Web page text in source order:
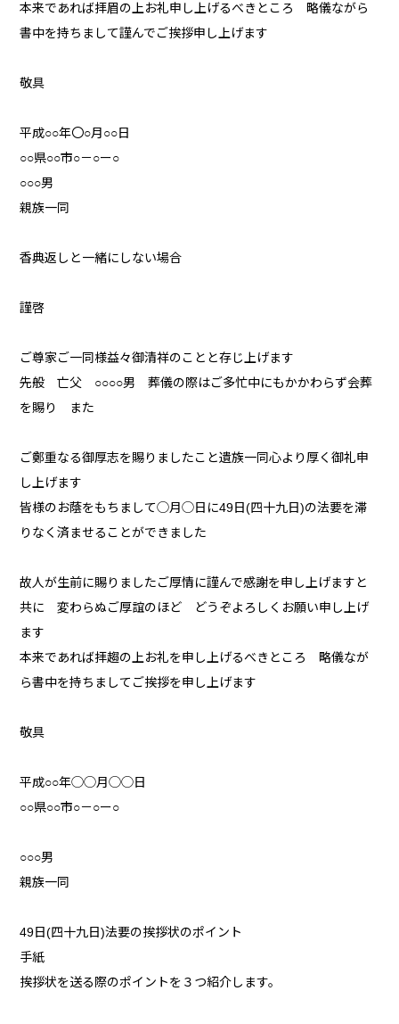
本来であれば拝眉の上お礼申し上げるべきところ 略儀ながら
書中を持ちまして謹んでご挨拶申し上げます
敬具
平成○○年〇○月○○日
○○県○○市○－○ー○
○○○男
親族一同
香典返しと一緒にしない場合
謹啓
ご尊家ご一同様益々御清祥のことと存じ上げます
先般 亡父 ○○○○男 葬儀の際はご多忙中にもかかわらず会葬
を賜り また
ご鄭重なる御厚志を賜りましたこと遺族一同心より厚く御礼申
し上げます
皆様のお蔭をもちまして◯月◯日に49日(四十九日)の法要を滞
りなく済ませることができました
故人が生前に賜りましたご厚情に謹んで感謝を申し上げますと
共に 変わらぬご厚誼のほど どうぞよろしくお願い申し上げ
ます
本来であれば拝趨の上お礼を申し上げるべきところ 略儀なが
ら書中を持ちましてご挨拶を申し上げます
敬具
平成○○年◯◯月◯◯日
○○県○○市○－○ー○
○○○男
親族一同
49日(四十九日)法要の挨拶状のポイント
手紙
挨拶状を送る際のポイントを３つ紹介します。